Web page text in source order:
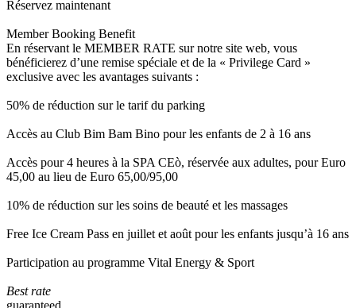
Réservez maintenant
Member Booking Benefit
En réservant le MEMBER RATE sur notre site web, vous
bénéficierez d’une remise spéciale et de la « Privilege Card »
exclusive avec les avantages suivants :
50% de réduction sur le tarif du parking
Accès au Club Bim Bam Bino pour les enfants de 2 à 16 ans
Accès pour 4 heures à la SPA CEò, réservée aux adultes, pour Euro
45,00 au lieu de Euro 65,00/95,00
10% de réduction sur les soins de beauté et les massages
Free Ice Cream Pass en juillet et août pour les enfants jusqu’à 16 ans
Participation au programme Vital Energy & Sport
Best rate
guaranteed